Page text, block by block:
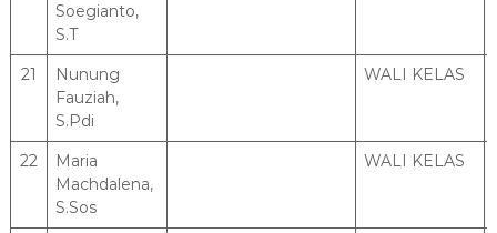
Soegianto,
S.T
21
Nunung
Fauziah,
S.Pdi
WALI KELAS
22
Maria
Machdalena,
S.Sos
WALI KELAS